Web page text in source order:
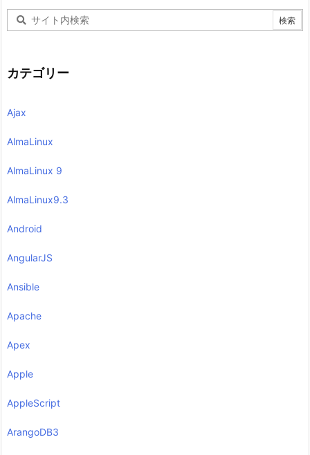
カテゴリー
Ajax
AlmaLinux
AlmaLinux 9
AlmaLinux9.3
Android
AngularJS
Ansible
Apache
Apex
Apple
AppleScript
ArangoDB3